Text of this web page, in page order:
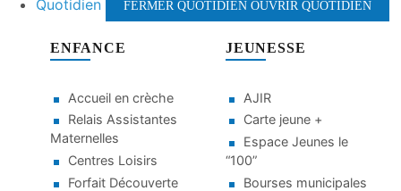
Quotidien FERMER QUOTIDIEN OUVRIR QUOTIDIEN
ENFANCE
Accueil en crèche
Relais Assistantes
Maternelles
Centres Loisirs
Forfait Découverte
JEUNESSE
AJIR
Carte jeune +
Espace Jeunes le
“100”
Bourses municipales